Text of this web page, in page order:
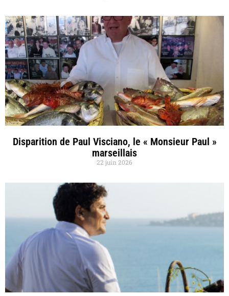
Disparition de Paul Visciano, le « Monsieur Paul »
marseillais
22 juin 2026